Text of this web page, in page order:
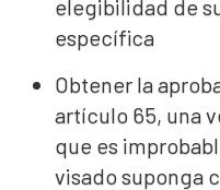
elegibilidad de
específica
Obtener la
artículo 65, una
que es
visado suponga